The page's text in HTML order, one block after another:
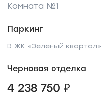
Комната №1
Паркинг
В ЖК «Зеленый квартал»
Черновая отделка
4 238 750 ₽